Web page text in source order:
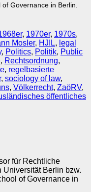
Governance in Berlin.
, 1970er, 1970s,
Mosler, HJIL, legal
, Politics, Politik, Public
, Rechtsordnung,
, regelbasierte
, sociology of law,
, Völkerrecht, ZaöRV,
öffentliches
für Rechtliche
Universität Berlin bzw.
of Governance in